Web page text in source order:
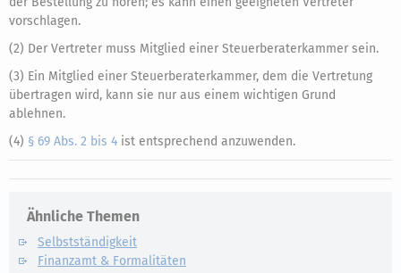
vorschlagen.
(2) Der Vertreter muss Mitglied einer Steuerberaterkammer sein.
(3) Ein Mitglied einer Steuerberaterkammer, dem die Vertretung
übertragen wird, kann sie nur aus einem wichtigen Grund
ablehnen.
(4) § 69 Abs. 2 bis 4 ist entsprechend anzuwenden.
Ähnliche Themen
Selbstständigkeit
Finanzamt & Formalitäten